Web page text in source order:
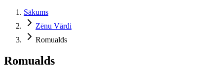
Sākums
Zēnu Vārdi
Romualds
Romualds